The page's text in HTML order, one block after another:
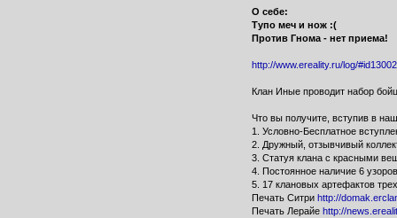
О себе:
Тупо меч и нож :(
Против Гнома - нет приема!
http://www.ereality.ru/log/
Клан Иные проводит набор
Что вы получите, вступив в
1. Условно-Бесплатное
2. Дружный, отзывчивый
3. Статуя клана с красными
4. Постоянное наличие 6
5. 17 клановых артефактов
Печать Ситри http://
Печать Лерайе http://